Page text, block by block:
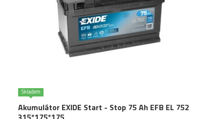
Skladem
Akumulátor EXIDE Start - Stop 75 Ah EFB EL 752